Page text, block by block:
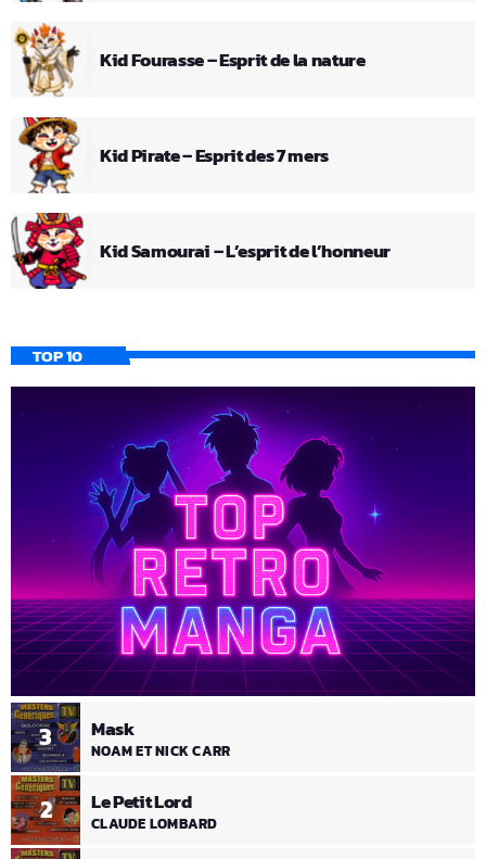
Kid Fourasse – Esprit de la nature
Kid Pirate – Esprit des 7 mers
Kid Samourai – L’esprit de l’honneur
TOP 10
2 Le Petit Lord
CLAUDE LOMBARD
3 Mask
NOAM ET NICK CARR